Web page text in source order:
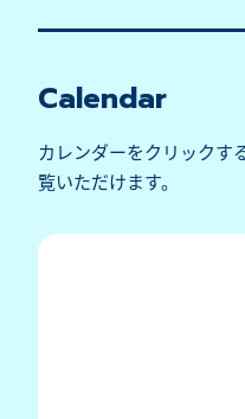
Calendar
カレンダーをクリックす
覧いただけます。